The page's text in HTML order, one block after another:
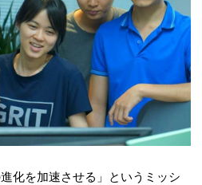
化を加速させる」というミッシ